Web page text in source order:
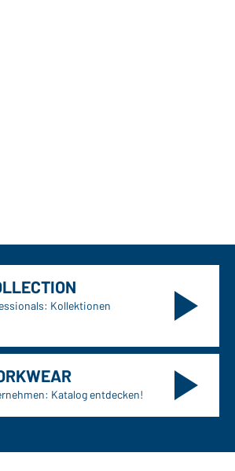
Kollektionen
Katalog entdecken!